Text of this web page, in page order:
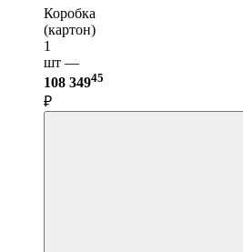
Коробка
(картон)
1
шт —
108 34945
₽